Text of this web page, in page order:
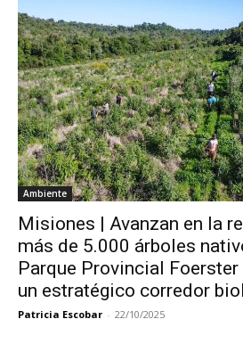
Ambiente
Misiones | Avanzan en la
más de 5.000 árboles
Parque Provincial
un estratégico corredor
Patricia Escobar - 22/10/2025